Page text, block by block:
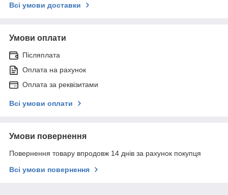
Всі умови доставки
Умови оплати
Післяплата
Оплата на рахунок
Оплата за реквізитами
Всі умови оплати
Умови повернення
Повернення товару впродовж 14 днів за рахунок покупця
Всі умови повернення